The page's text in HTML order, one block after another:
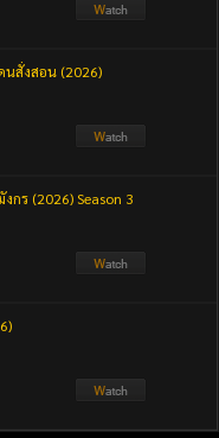
นสั่งสอน (2026)
กร (2026) Season 3